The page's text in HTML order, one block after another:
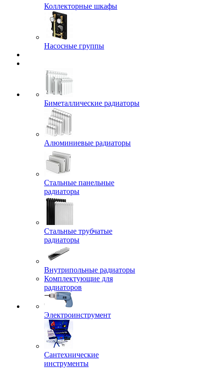
Коллекторные шкафы
Насосные группы
Биметаллические радиаторы
Алюминиевые радиаторы
Стальные панельные
радиаторы
Стальные трубчатые
радиаторы
Внутрипольные радиаторы
Комплектующие для
радиаторов
Электроинструмент
Сантехнические
инструменты